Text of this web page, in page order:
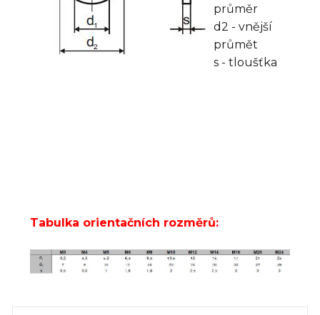
průměr
d2 - vnější
průmět
s - tloušťka
Tabulka orientačních rozměrů: